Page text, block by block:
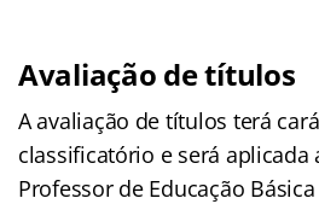
Avaliação de títulos
A avaliação de títulos terá
classificatório e será aplicada
Professor de Educação